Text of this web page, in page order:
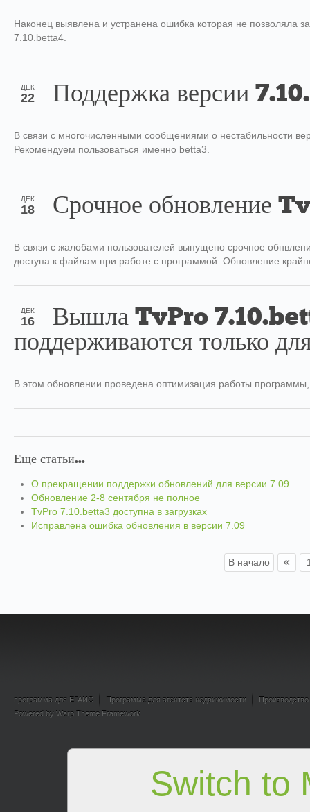
Наконец выявлена и устранена ошибка которая не позволяла
7.10.betta4.
ДЕК
22 Поддержка версии
В связи с многочисленными сообщениями о нестабильности
Рекомендуем пользоваться именно betta3.
ДЕК
18 Срочное обновление
В связи с жалобами пользователей выпущено срочное
доступа к файлам при работе с программой. Обновление
ДЕК
16
Вышла TvPro
поддерживаются только
В этом обновлении проведена оптимизация работы
Еще статьи...
О прекращении поддержки обновлений для версии 7.09
Обновление 2-8 сентября не полное
TvPro 7.10.betta3 доступна в загрузках
Исправлена ошибка обновления в версии 7.09
В начало «
программа для ЕГАИС Программа для агентств недвижимости
Powered by Warp Theme Framework
Switch to